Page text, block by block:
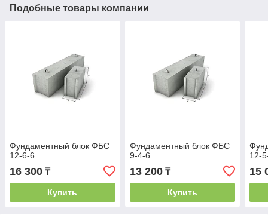
Подобные товары компании
Фундаментный блок ФБС
12-6-6
16 300 ₸
Купить
Фундаментный блок ФБС
9-4-6
13 200₸
Купить
12-
15